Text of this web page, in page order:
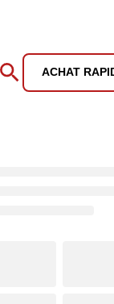
ACHAT